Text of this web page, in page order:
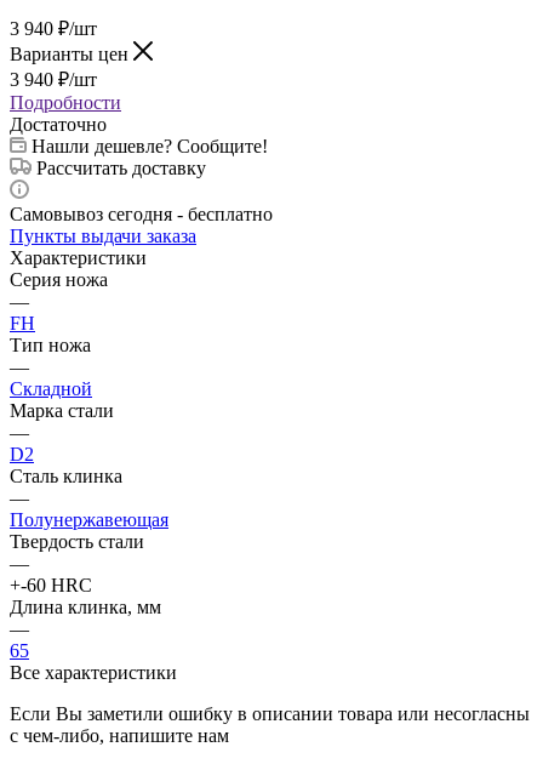
3 940 ₽/шт
Варианты цен
3 940 ₽/шт
Подробности
Достаточно
Нашли дешевле? Сообщите!
Рассчитать доставку
Самовывоз сегодня - бесплатно
Пункты выдачи заказа
Характеристики
Серия ножа
—
FH
Тип ножа
—
Складной
Марка стали
—
D2
Сталь клинка
—
Полунержавеющая
Твердость стали
—
+-60 HRC
Длина клинка, мм
—
65
Все характеристики
Если Вы заметили ошибку в описании товара или несогласны
с чем-либо, напишите нам